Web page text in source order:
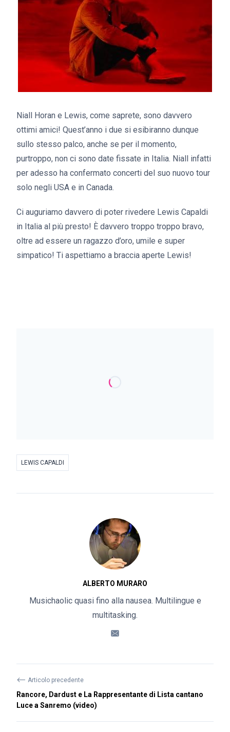
Niall Horan e Lewis, come saprete, sono davvero
ottimi amici! Quest’anno i due si esibiranno dunque
sullo stesso palco, anche se per il momento,
purtroppo, non ci sono date fissate in Italia. Niall infatti
per adesso ha confermato concerti del suo nuovo tour
solo negli USA e in Canada.
Ci auguriamo davvero di poter rivedere Lewis Capaldi
in Italia al più presto! È davvero troppo troppo bravo,
oltre ad essere un ragazzo d’oro, umile e super
simpatico! Ti aspettiamo a braccia aperte Lewis!
LEWIS CAPALDI
ALBERTO MURARO
Musichaolic quasi fino alla nausea. Multilingue e
multitasking.
⟵ Articolo precedente
Rancore, Dardust e La Rappresentante di Lista cantano
Luce a Sanremo (video)